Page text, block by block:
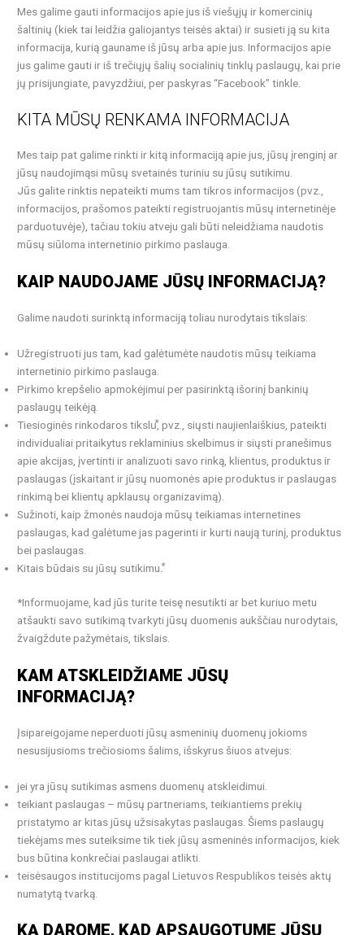
Mes galime gauti informacijos apie jus iš viešųjų ir komercinių
šaltinių (kiek tai leidžia galiojantys teisės aktai) ir susieti ją su kita
informacija, kurią gauname iš jūsų arba apie jus. Informacijos apie
jus galime gauti ir iš trečiųjų šalių socialinių tinklų paslaugų, kai prie
jų prisijungiate, pavyzdžiui, per paskyras “Facebook” tinkle.
KITA MŪSŲ RENKAMA INFORMACIJA
Mes taip pat galime rinkti ir kitą informaciją apie jus, jūsų įrenginį ar
jūsų naudojimąsi mūsų svetainės turiniu su jūsų sutikimu.
Jūs galite rinktis nepateikti mums tam tikros informacijos (pvz.,
informacijos, prašomos pateikti registruojantis mūsų internetinėje
parduotuvėje), tačiau tokiu atveju gali būti neleidžiama naudotis
mūsų siūloma internetinio pirkimo paslauga.
KAIP NAUDOJAME JŪSŲ INFORMACIJĄ?
Galime naudoti surinktą informaciją toliau nurodytais tikslais:
Užregistruoti jus tam, kad galėtumėte naudotis mūsų teikiama
internetinio pirkimo paslauga.
Pirkimo krepšelio apmokėjimui per pasirinktą išorinį bankinių
paslaugų teikėją.
Tiesioginės rinkodaros tikslu⃰, pvz., siųsti naujienlaiškius, pateikti
individualiai pritaikytus reklaminius skelbimus ir siųsti pranešimus
apie akcijas, įvertinti ir analizuoti savo rinką, klientus, produktus ir
paslaugas (įskaitant ir jūsų nuomonės apie produktus ir paslaugas
rinkimą bei klientų apklausų organizavimą).
Sužinoti, kaip žmonės naudoja mūsų teikiamas internetines
paslaugas, kad galėtume jas pagerinti ir kurti naują turinį, produktus
bei paslaugas.
Kitais būdais su jūsų sutikimu.⃰
*Informuojame, kad jūs turite teisę nesutikti ar bet kuriuo metu
atšaukti savo sutikimą tvarkyti jūsų duomenis aukščiau nurodytais,
žvaigždute pažymėtais, tikslais.
KAM ATSKLEIDŽIAME JŪSŲ
INFORMACIJĄ?
Įsipareigojame neperduoti jūsų asmeninių duomenų jokioms
nesusijusioms trečiosioms šalims, išskyrus šiuos atvejus:
jei yra jūsų sutikimas asmens duomenų atskleidimui.
teikiant paslaugas – mūsų partneriams, teikiantiems prekių
pristatymo ar kitas jūsų užsisakytas paslaugas. Šiems paslaugų
tiekėjams mes suteiksime tik tiek jūsų asmeninės informacijos, kiek
bus būtina konkrečiai paslaugai atlikti.
teisėsaugos institucijoms pagal Lietuvos Respublikos teisės aktų
numatytą tvarką.
KĄ DAROME, KAD APSAUGOTUME JŪSŲ